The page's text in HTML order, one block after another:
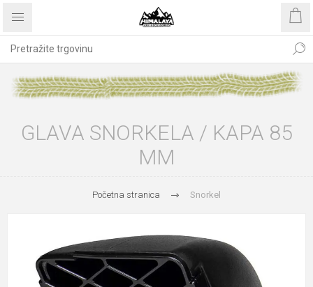
GLAVA SNORKELA / KAPA 85
MM
Početna stranica Snorkel